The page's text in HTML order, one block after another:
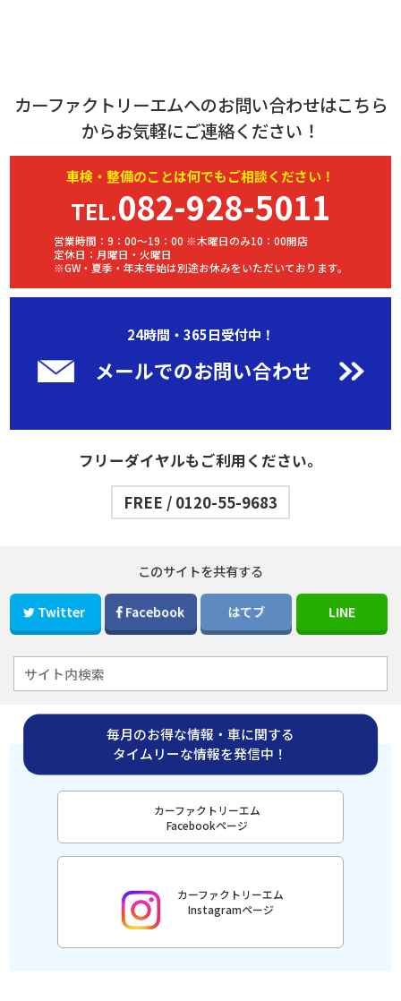
カーファクトリーエムへのお問い合わせはこちら
からお気軽にご連絡ください！
車検・ 整備のことは何でもご相談ください！
TEL.082-928-5011
営業時間：9：00～19：00 ※木曜日のみ10：00開店
定休日：月曜日・火曜日
※GW・夏季・年末年始は別途お休みをいただいております。
24時間・365日受付中！
メールでのお問い合わせ
フリーダイヤルもご利用ください。
FREE / 0120-55-9683
このサイトを共有する
Twitter Facebook はてブ LINE
毎月のお得な情報・車に関する
タイムリーな情報を発信中！
カーファクトリーエム
Facebookページ
カーファクトリーエム
Instagramページ